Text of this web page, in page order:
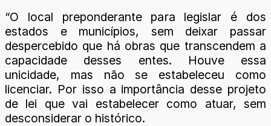
“O local preponderante para legislar é dos
estados e municípios, sem deixar passar
despercebido que há obras que transcendem a
capacidade desses entes. Houve essa
unicidade, mas não se estabeleceu como
licenciar. Por isso a importância desse projeto
de lei que vai estabelecer como atuar, sem
desconsiderar o histórico.